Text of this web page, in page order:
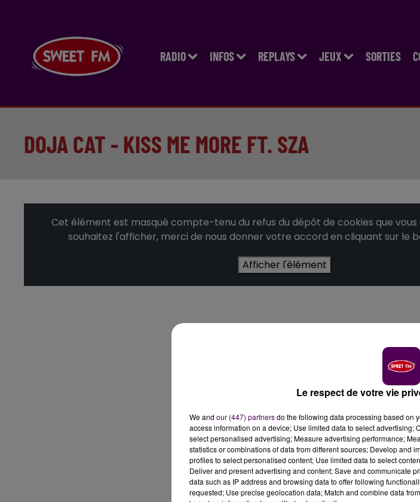
RADIO INFOS REPLAYS JEUX SORTIES
DOJA CAT - KISS ME MORE FT. SZA
Cet élément est masqué compte-tenu du refus du dépôt de cookies que vous
souhaitez l'afficher, merci de nous donner votre accord en cliquant sur le
Afficher l'élément
Le respect de votre vie
We and our (447) partnersdo the following data processing based on
access information on a device; Use limited data to select
select personalised advertising; Measure advertising performance;
statistics or combinations of data from different sources; Develop and
profiles to select personalised content; Use limited data to select
Deliver and present advertising and content; Save and communicate
data such as IP address and browsing data to offer following
requested; Use precise geolocation data; Match and combine data